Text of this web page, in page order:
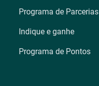
Programa de Parcerias
Indique e ganhe
Programa de Pontos